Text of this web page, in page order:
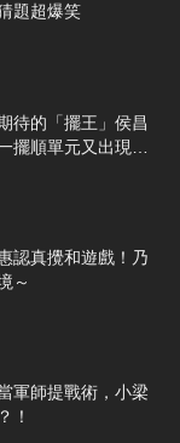
題超爆笑
待的「擺王」侯昌
擺順單元又出現神
認真攪和遊戲！乃
～
軍師提戰術，小梁
！